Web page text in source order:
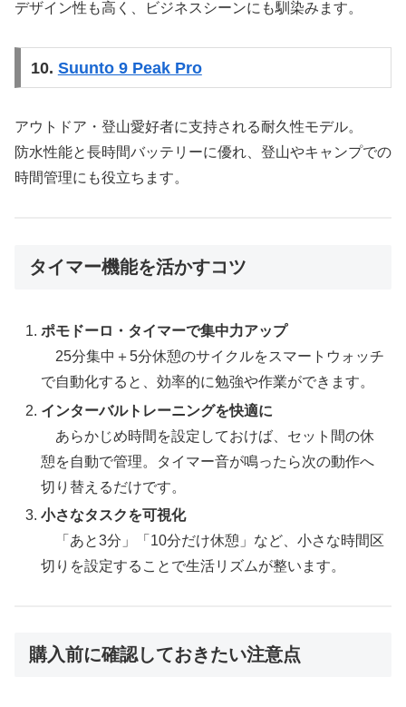
デザイン性も高く、ビジネスシーンにも馴染みます。
10. Suunto 9 Peak Pro
アウトドア・登山愛好者に支持される耐久性モデル。
防水性能と長時間バッテリーに優れ、登山やキャンプでの
時間管理にも役立ちます。
タイマー機能を活かすコツ
ポモドーロ・タイマーで集中力アップ
25分集中＋5分休憩のサイクルをスマートウォッチ
で自動化すると、効率的に勉強や作業ができます。
インターバルトレーニングを快適に
あらかじめ時間を設定しておけば、セット間の休
憩を自動で管理。タイマー音が鳴ったら次の動作へ
切り替えるだけです。
小さなタスクを可視化
「あと3分」「10分だけ休憩」など、小さな時間区
切りを設定することで生活リズムが整います。
購入前に確認しておきたい注意点